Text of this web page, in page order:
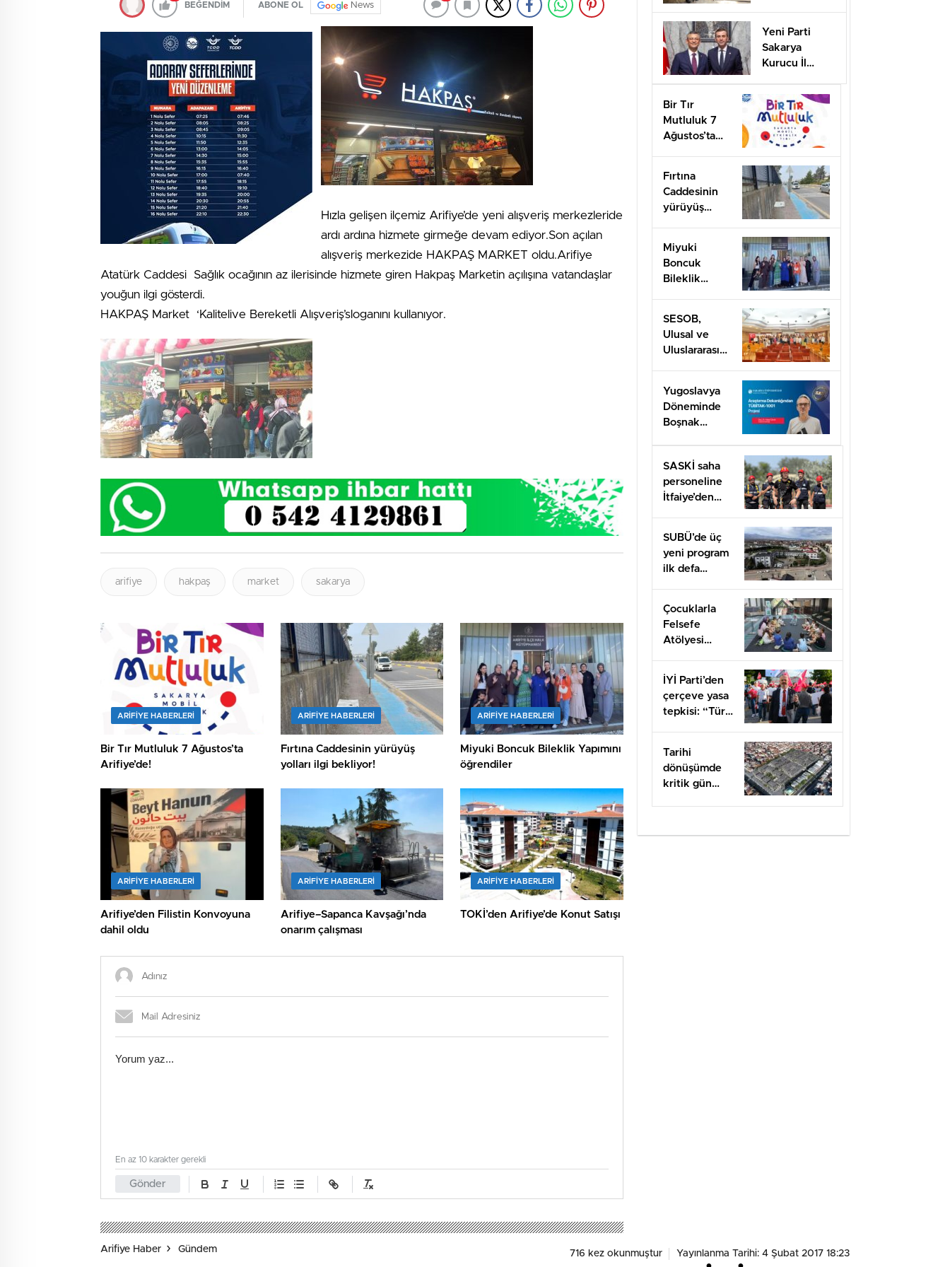
BEĞENDİM ABONE OL News
Hızla gelişen ilçemiz Arifiye’de yeni alışveriş merkezleride
ardı ardına hizmete girmeğe devam ediyor.Son açılan
alışveriş merkezide HAKPAŞ MARKET oldu.Arifiye
Atatürk Caddesi Sağlık ocağının az ilerisinde hizmete giren Hakpaş Marketin açılışına vatandaşlar
youğun ilgi gösterdi.
HAKPAŞ Market ‘Kalitelive Bereketli Alışveriş’sloganını kullanıyor.
arifiye hakpaş market sakarya
ARIFIYE HABERLERI
Bir Tır Mutluluk 7 Ağustos’ta
Arifiye’de!
ARIFIYE HABERLERI
Fırtına Caddesinin yürüyüş
yolları ilgi bekliyor!
ARIFIYE HABERLERI
Miyuki Boncuk Bileklik Yapımını
öğrendiler
ARIFIYE HABERLERI
Arifiye’den Filistin Konvoyuna
dahil oldu
ARIFIYE HABERLERI
Arifiye–Sapanca Kavşağı’nda
onarım çalışması
ARIFIYE HABERLERI
TOKİ’den Arifiye’de Konut Satışı
Gönder
En az 10 karakter gerekli
başladı
Yeni Parti
Sakarya
Kurucu İl
görevlendirildi
Bir Tır
Mutluluk 7
Ağustos’ta
Fırtına
Caddesinin
yürüyüş
Miyuki
Boncuk
Bileklik
SESOB,
Ulusal ve
Uluslararası
Ağını
Güçlendiriyor
Yugoslavya
Döneminde
Boşnak
1001 Desteği
SASKİ saha
personeline
İtfaiye’den
güvenlik
eğitimi
SUBÜ’de üç
yeni program
ilk defa
Çocuklarla
Felsefe
Atölyesi
İYİ Parti’den
çerçeve yasa
tepkisi: “Türk
vereceksiniz”
Tarihi
dönüşümde
kritik gün
Arifiye Haber Gündem 716 kez okunmuştur Yayınlanma Tarihi: 4 Şubat 2017 18:23